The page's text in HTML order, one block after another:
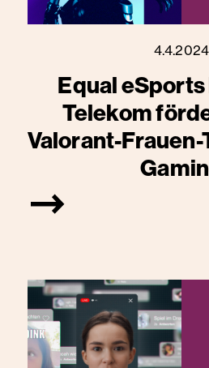
4.4.2024
Equal
Telekom
Valorant-Frauen-